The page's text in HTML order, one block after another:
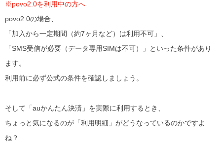
※povo2.0を利用中の方へ
povo2.0の場合、
「加入から一定期間（約7ヶ月など）は利用不可」、
「SMS受信が必要（データ専用SIMは不可）」といった条件があり
ます。
利用前に必ず公式の条件を確認しましょう。
そして「auかんたん決済」を実際に利用するとき、
ちょっと気になるのが「利用明細」がどうなっているのかですよ
ね？